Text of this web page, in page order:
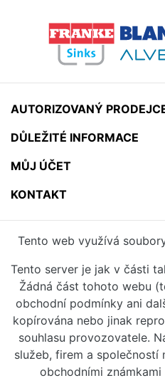
AUTORIZOVANÝ
DŮLEŽITÉ INFORMACE
MŮJ ÚČET
KONTAKT
Tento web využívá
Tento server je jak v části
Žádná část tohoto webu
obchodní podmínky ani
kopírována nebo jinak
souhlasu provozovatele.
služeb, firem a
obchodními